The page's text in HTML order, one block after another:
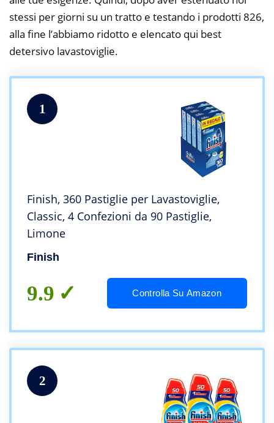
stessi per giorni su un tratto e testando i prodotti 826,
alla fine l’abbiamo ridotto e elencato qui best
detersivo lavastoviglie.
1
Finish, 360 Pastiglie per Lavastoviglie,
Classic, 4 Confezioni da 90 Pastiglie,
Limone
Finish
9.9 Controlla Su Amazon
2